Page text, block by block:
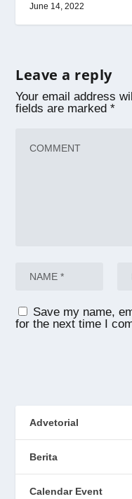
June 14, 2022
Leave a reply
Your email address
fields are marked*
Save my name,
for the next time I
Advetorial
Berita
Calendar Event